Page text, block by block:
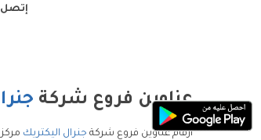
إتصل
عناوين فروع شركة
ارقام عناوين فروع شركة جنرال اليكتريك